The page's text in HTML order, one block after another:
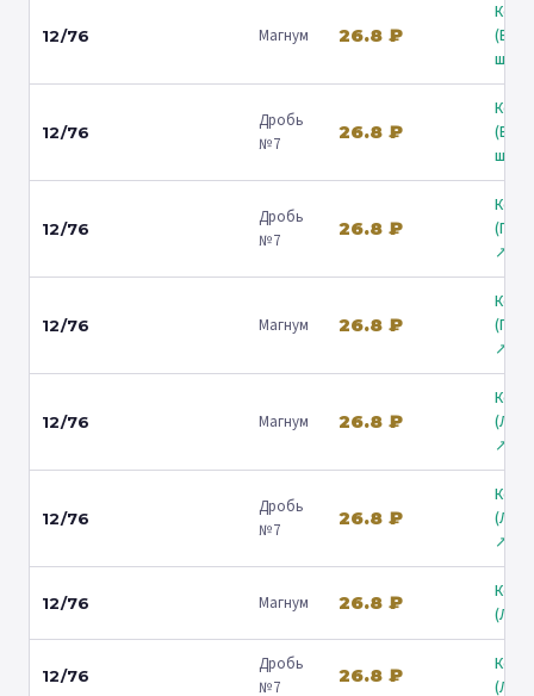
12/76 Магнум 26.8 ₽
ш.) ↗
12/76
Дробь
№7
26.8 ₽
ш.) ↗
12/76
Дробь
№7
26.8 ₽
↗
12/76 Магнум 26.8 ₽
↗
12/76 Магнум 26.8 ₽
↗
12/76
Дробь
№7
26.8 ₽
↗
12/76 Магнум 26.8 ₽
12/76
Дробь
№7
26.8 ₽